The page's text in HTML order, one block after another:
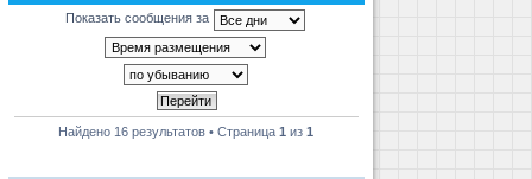
Показать сообщения за
Найдено 16 результатов • Страница1 из1